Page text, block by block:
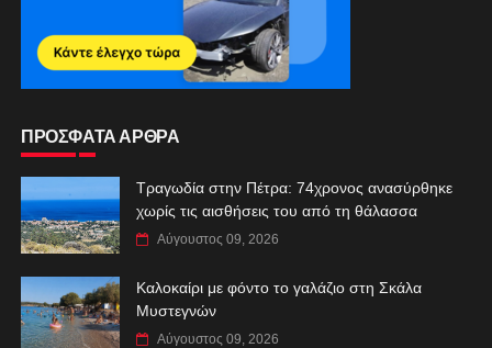
ΠΡΟΣΦΑΤΑ ΑΡΘΡΑ
Τραγωδία στην Πέτρα: 74χρονος ανασύρθηκε
χωρίς τις αισθήσεις του από τη θάλασσα
Αύγουστος 09, 2026
Καλοκαίρι με φόντο το γαλάζιο στη Σκάλα
Μυστεγνών
Αύγουστος 09, 2026